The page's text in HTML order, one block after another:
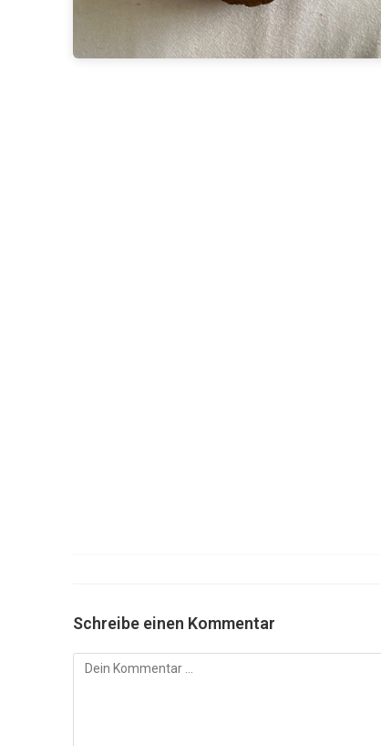
Schreibe einen Kommentar
Kommentar